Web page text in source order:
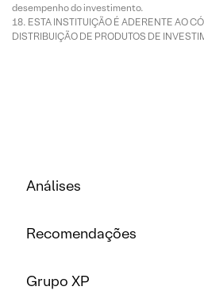
desempenho do investimento.
ESTA INSTITUIÇÃO É ADERENTE AO
DISTRIBUIÇÃO DE PRODUTOS DE
Análises
Recomendações
Grupo XP